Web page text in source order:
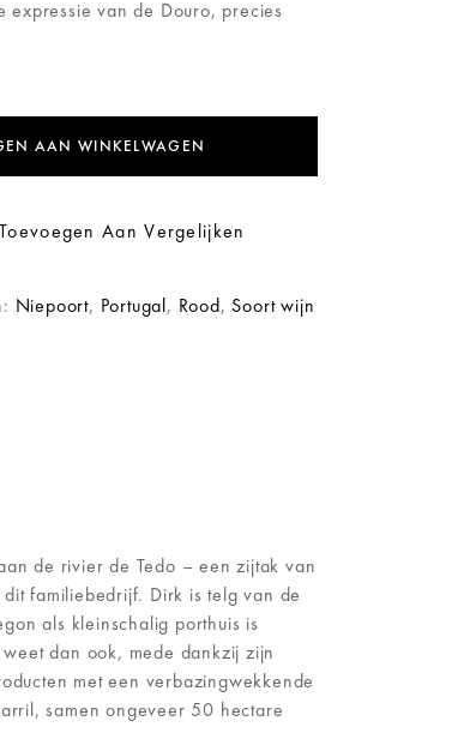
van de Douro, precies
AAN WINKELWAGEN
Toevoegen Aan Vergelijken
Niepoort, Portugal, Rood, Soort wijn
de rivier de Tedo – een zijtak van
familiebedrijf. Dirk is telg van de
als kleinschalig porthuis is
dan ook, mede dankzij zijn
met een verbazingwekkende
samen ongeveer 50 hectare